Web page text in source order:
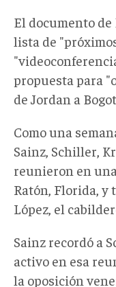
El documento
lista de
propuesta para
de Jordan a
Como una
Sainz, Schiller,
reunieron en
Ratón, Florida, y
López, el
Sainz recordó a
activo en esa
la oposición